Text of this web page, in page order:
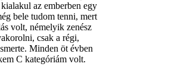
az emberben egy
bele tudom tenni, mert
volt, némelyik zenész
csak a régi,
Minden öt évben
C kategóriám volt.